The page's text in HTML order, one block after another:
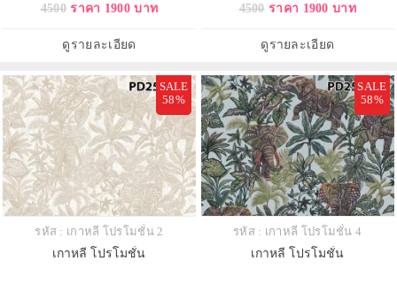
4500 ราคา 1900 บาท
ดูรายละเอียด
4500 ราคา 1900 บาท
ดูรายละเอียด
SALE
58%
รหัส : เกาหลี โปรโมชั่น 2
เกาหลี โปรโมชั่น
SALE
58%
รหัส : เกาหลี โปรโมชั่น 4
เกาหลี โปรโมชั่น